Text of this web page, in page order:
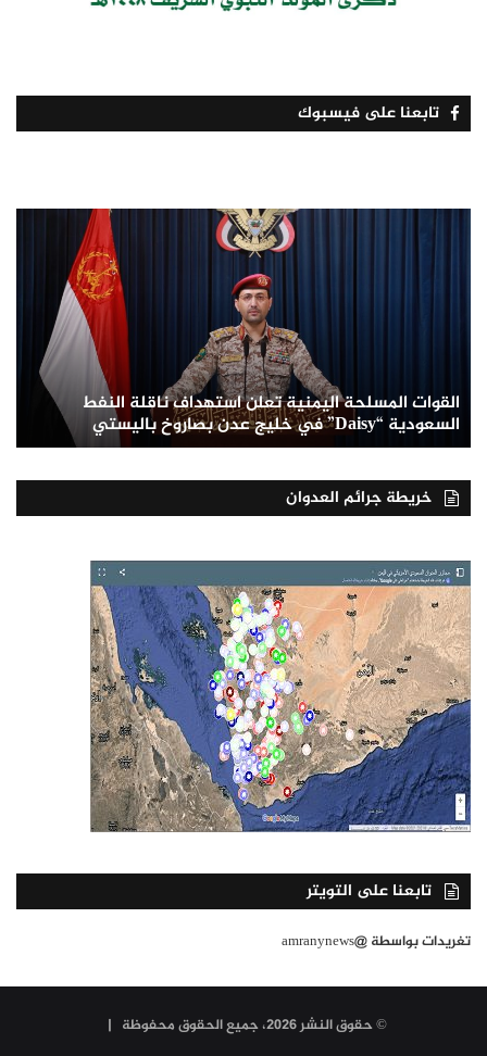
تابعنا على فيسبوك
القوات المسلحة اليمنية تعلن استهداف ناقلة النفط
السعودية “Daisy” في خليج عدن بصاروخ باليستي
خريطة جرائم العدوان
تابعنا على التويتر
تغريدات بواسطة @amranynews
© حقوق النشر 2026، جميع الحقوق محفوظة |